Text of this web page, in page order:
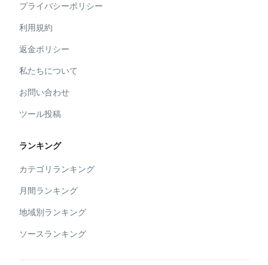
プライバシーポリシー
利用規約
返金ポリシー
私たちについて
お問い合わせ
ツール投稿
ランキング
カテゴリランキング
月間ランキング
地域別ランキング
ソースランキング